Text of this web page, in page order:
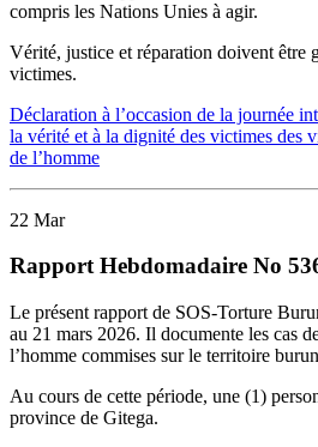
compris les Nations Unies à agir.
Vérité, justice et réparation doivent être
victimes.
Déclaration à l’occasion de la journée
la vérité et à la dignité des victimes des
de l’homme
22 Mar
Rapport Hebdomadaire No
Le présent rapport de SOS-Torture
au 21 mars 2026. Il documente les cas
l’homme commises sur le territoire
Au cours de cette période, une (1)
province de Gitega.